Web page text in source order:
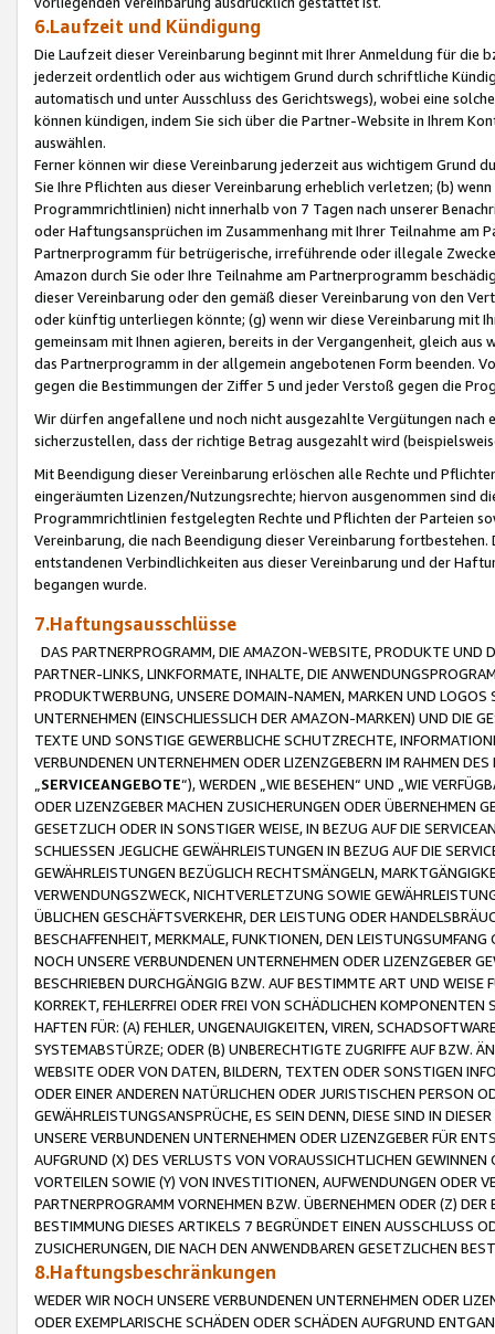
6.Laufzeit und Kündigung
Die Laufzeit dieser Vereinbarung beginnt mit Ihrer Anmeldung für die
jederzeit ordentlich oder aus wichtigem Grund durch schriftliche
automatisch und unter Ausschluss des Gerichtswegs), wobei eine
können kündigen, indem Sie sich über die Partner-Website in Ihrem
auswählen.
Ferner können wir diese Vereinbarung jederzeit aus wichtigem Grund
Sie Ihre Pflichten aus dieser Vereinbarung erheblich verletzen; (b)
Programmrichtlinien) nicht innerhalb von 7 Tagen nach unserer
oder Haftungsansprüchen im Zusammenhang mit Ihrer Teilnahme am
Partnerprogramm für betrügerische, irreführende oder illegale
Amazon durch Sie oder Ihre Teilnahme am Partnerprogramm
dieser Vereinbarung oder den gemäß dieser Vereinbarung von den
oder künftig unterliegen könnte; (g) wenn wir diese Vereinbarung mit
gemeinsam mit Ihnen agieren, bereits in der Vergangenheit, gleich
das Partnerprogramm in der allgemein angebotenen Form beenden.
gegen die Bestimmungen der Ziffer 5 und jeder Verstoß gegen die
Wir dürfen angefallene und noch nicht ausgezahlte Vergütungen
sicherzustellen, dass der richtige Betrag ausgezahlt wird
Mit Beendigung dieser Vereinbarung erlöschen alle Rechte und
eingeräumten Lizenzen/Nutzungsrechte; hiervon ausgenommen sind
Programmrichtlinien festgelegten Rechte und Pflichten der Parteien
Vereinbarung, die nach Beendigung dieser Vereinbarung
entstandenen Verbindlichkeiten aus dieser Vereinbarung und der
begangen wurde.
7.Haftungsausschlüsse
DAS PARTNERPROGRAMM, DIE AMAZON-WEBSITE, PRODUKTE UND
PARTNER-LINKS, LINKFORMATE, INHALTE, DIE
PRODUKTWERBUNG, UNSERE DOMAIN-NAMEN, MARKEN UND
UNTERNEHMEN (EINSCHLIESSLICH DER AMAZON-MARKEN) UND DIE
TEXTE UND SONSTIGE GEWERBLICHE SCHUTZRECHTE,
VERBUNDENEN UNTERNEHMEN ODER LIZENZGEBERN IM RAHMEN
SERVICEANGEBOTE“), WERDEN „WIE BESEHEN“ UND „WIE
ODER LIZENZGEBER MACHEN ZUSICHERUNGEN ODER ÜBERNEHMEN
GESETZLICH ODER IN SONSTIGER WEISE, IN BEZUG AUF DIE
SCHLIESSEN JEGLICHE GEWÄHRLEISTUNGEN IN BEZUG AUF DIE
GEWÄHRLEISTUNGEN BEZÜGLICH RECHTSMÄNGELN,
VERWENDUNGSZWECK, NICHTVERLETZUNG SOWIE
ÜBLICHEN GESCHÄFTSVERKEHR, DER LEISTUNG ODER
BESCHAFFENHEIT, MERKMALE, FUNKTIONEN, DEN
NOCH UNSERE VERBUNDENEN UNTERNEHMEN ODER LIZENZGEBER
BESCHRIEBEN DURCHGÄNGIG BZW. AUF BESTIMMTE ART UND
KORREKT, FEHLERFREI ODER FREI VON SCHÄDLICHEN
HAFTEN FÜR: (A) FEHLER, UNGENAUIGKEITEN, VIREN,
SYSTEMABSTÜRZE; ODER (B) UNBERECHTIGTE ZUGRIFFE AUF BZW.
WEBSITE ODER VON DATEN, BILDERN, TEXTEN ODER SONSTIGEN
ODER EINER ANDEREN NATÜRLICHEN ODER JURISTISCHEN PERSON
GEWÄHRLEISTUNGSANSPRÜCHE, ES SEIN DENN, DIESE SIND IN
UNSERE VERBUNDENEN UNTERNEHMEN ODER LIZENZGEBER FÜR
AUFGRUND (X) DES VERLUSTS VON VORAUSSICHTLICHEN
VORTEILEN SOWIE (Y) VON INVESTITIONEN, AUFWENDUNGEN ODER
PARTNERPROGRAMM VORNEHMEN BZW. ÜBERNEHMEN ODER (Z)
BESTIMMUNG DIESES ARTIKELS 7 BEGRÜNDET EINEN AUSSCHLUSS
ZUSICHERUNGEN, DIE NACH DEN ANWENDBAREN GESETZLICHEN
8.Haftungsbeschränkungen
WEDER WIR NOCH UNSERE VERBUNDENEN UNTERNEHMEN ODER
ODER EXEMPLARISCHE SCHÄDEN ODER SCHÄDEN AUFGRUND